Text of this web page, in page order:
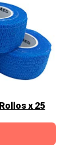
x 25